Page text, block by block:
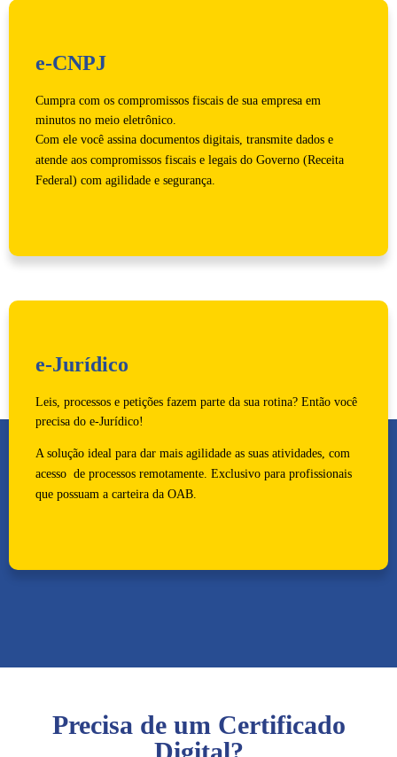
e-CNPJ
Cumpra com os compromissos fiscais de sua empresa em
minutos no meio eletrônico.
Com ele você assina documentos digitais, transmite dados e
atende aos compromissos fiscais e legais do Governo (Receita
Federal) com agilidade e segurança.
e-Jurídico
Leis, processos e petições fazem parte da sua rotina? Então você
precisa do e-Jurídico!
A solução ideal para dar mais agilidade as suas atividades, com
acesso de processos remotamente. Exclusivo para profissionais
que possuam a carteira da OAB.
Precisa de um Certificado